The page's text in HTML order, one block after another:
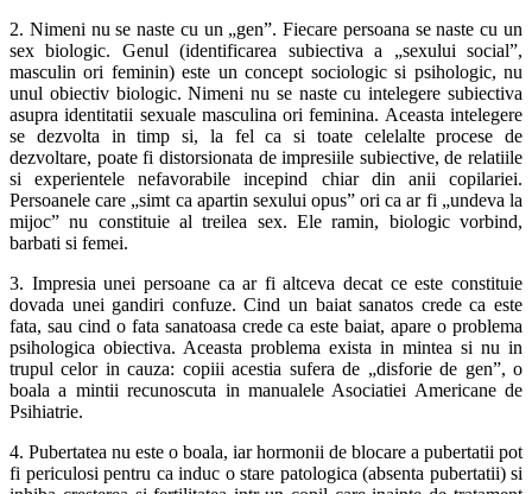
2. Nimeni nu se naste cu un „gen”. Fiecare persoana se naste cu un
sex biologic. Genul (identificarea subiectiva a „sexului social”,
masculin ori feminin) este un concept sociologic si psihologic, nu
unul obiectiv biologic. Nimeni nu se naste cu intelegere subiectiva
asupra identitatii sexuale masculina ori feminina. Aceasta intelegere
se dezvolta in timp si, la fel ca si toate celelalte procese de
dezvoltare, poate fi distorsionata de impresiile subiective, de relatiile
si experientele nefavorabile incepind chiar din anii copilariei.
Persoanele care „simt ca apartin sexului opus” ori ca ar fi „undeva la
mijoc” nu constituie al treilea sex. Ele ramin, biologic vorbind,
barbati si femei.
3. Impresia unei persoane ca ar fi altceva decat ce este constituie
dovada unei gandiri confuze. Cind un baiat sanatos crede ca este
fata, sau cind o fata sanatoasa crede ca este baiat, apare o problema
psihologica obiectiva. Aceasta problema exista in mintea si nu in
trupul celor in cauza: copiii acestia sufera de „disforie de gen”, o
boala a mintii recunoscuta in manualele Asociatiei Americane de
Psihiatrie.
4. Pubertatea nu este o boala, iar hormonii de blocare a pubertatii pot
fi periculosi pentru ca induc o stare patologica (absenta pubertatii) si